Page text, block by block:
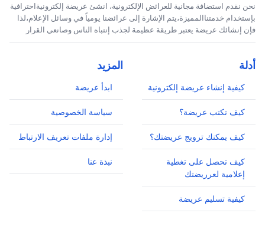
نحن نقدم استضافة مجانية للعرائض الإلكترونية، انشئ عريضة إلكترونيةاحترافية
بإستخدام خدمتناالمميزة،يتم الإشارة إلى عرائضنا يومياً في وسائل الإعلام،لذا
فإن إنشائك عريضة يعتبر طريقة عظيمة لجذب إنتباه الناس وصانعي القرار
أدلة
كيفية إنشاء عريضة إلكترونية
كيف تكتب عريضة؟
كيف يمكنك ترويج عريضتك؟
كيف تحصل على تغطية
إعلامية لعرريضتك
كيفية تسليم عريضة
المزيد
ابدأ عريضة
سياسة الخصوصية
إدارة ملفات تعريف الارتباط
نبذة عنا